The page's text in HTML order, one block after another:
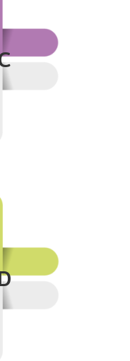
assistenza
sanitarie private.
per persona.
protezione più
di assistenza
per l’assistenza
per persona